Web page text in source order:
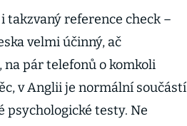
takzvaný reference check –
velmi účinný, ač
na pár telefonů o komkoli
v Anglii je normální součástí
psychologické testy. Ne